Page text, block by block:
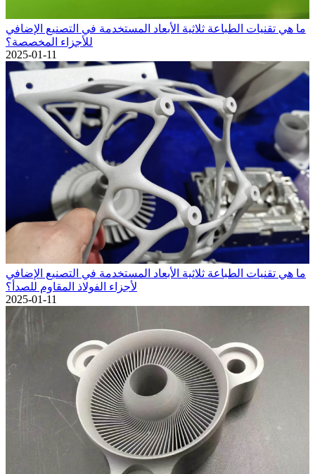
ما هي تقنيات الطباعة ثلاثية الأبعاد المستخدمة في التصنيع الإضافي
للأجزاء المخصصة؟
2025-01-11
ما هي تقنيات الطباعة ثلاثية الأبعاد المستخدمة في التصنيع الإضافي
لأجزاء الفولاذ المقاوم للصدأ؟
2025-01-11